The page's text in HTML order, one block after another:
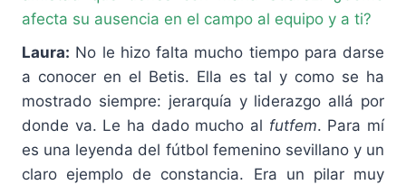
afecta su ausencia en el campo al equipo y a ti?
Laura: No le hizo falta mucho tiempo para darse
a conocer en el Betis. Ella es tal y como se ha
mostrado siempre: jerarquía y liderazgo allá por
donde va. Le ha dado mucho al futfem. Para mí
es una leyenda del fútbol femenino sevillano y un
claro ejemplo de constancia. Era un pilar muy